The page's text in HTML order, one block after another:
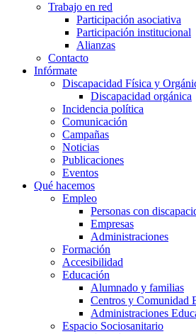
Trabajo en red
Participación asociativa
Participación institucional
Alianzas
Contacto
Infórmate
Discapacidad Física y
Discapacidad orgánica
Incidencia política
Comunicación
Campañas
Noticias
Publicaciones
Eventos
Qué hacemos
Empleo
Personas con
Empresas
Administraciones
Formación
Accesibilidad
Educación
Alumnado y familias
Centros y Comunidad
Administraciones
Espacio Sociosanitario